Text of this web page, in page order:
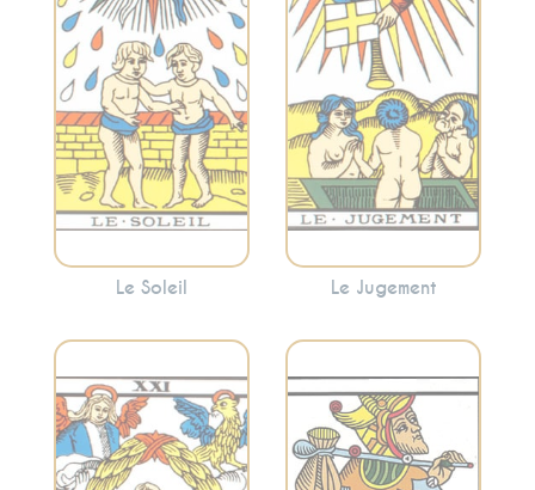
Soleil apporte une
énergie positive et
encourage à
embrasser la
lumière.
Le Soleil
Jugement peut
indiquer une
période de
réflexion et de
renaissance
personnelle.
Le Jugement
Incarne
l’accomplissement,
Considéré comme
l’initiateur du